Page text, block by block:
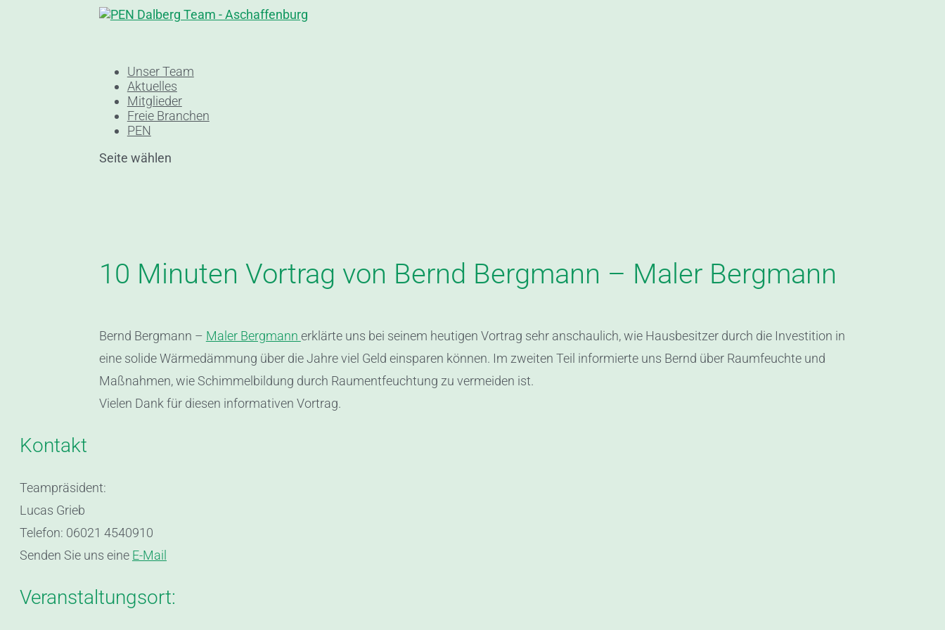
Unser Team
Aktuelles
Mitglieder
Freie Branchen
PEN
Seite wählen
10 Minuten Vortrag von Bernd Bergmann – Maler Bergmann
Bernd Bergmann – Maler Bergmann erklärte uns bei seinem heutigen Vortrag sehr anschaulich, wie Hausbesitzer durch die Investition in
eine solide Wärmedämmung über die Jahre viel Geld einsparen können. Im zweiten Teil informierte uns Bernd über Raumfeuchte und
Maßnahmen, wie Schimmelbildung durch Raumentfeuchtung zu vermeiden ist.
Vielen Dank für diesen informativen Vortrag.
Kontakt
Teampräsident:
Lucas Grieb
Telefon: 06021 4540910
Senden Sie uns eine E-Mail
Veranstaltungsort: